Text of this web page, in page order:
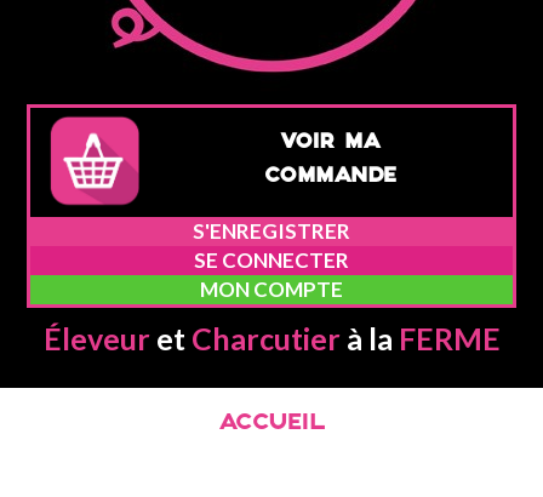
VOIR MA
COMMANDE
S'ENREGISTRER
SE CONNECTER
MON COMPTE
Éleveuret Charcutierà la FERME
ACCUEIL